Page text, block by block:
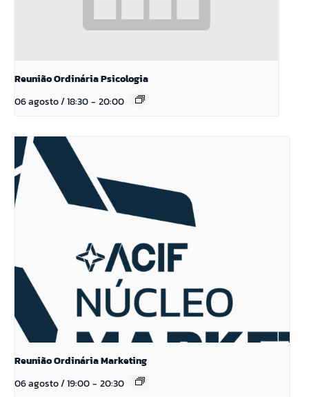
Reunião Ordinária Psicologia
06 agosto / 18:30- 20:00
Reunião Ordinária Marketing
06 agosto / 19:00- 20:30